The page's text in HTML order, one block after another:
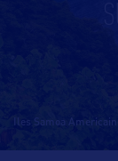
Iles Samoa